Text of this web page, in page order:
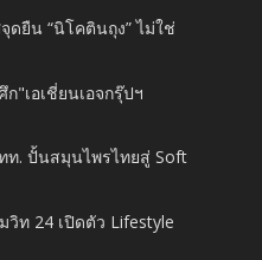
ยืน “นิโคตินถุง” ไม่ใช่
"เอเชี่ยนเอจกรุ๊ปฯ
ท. ปั้นสมุนไพรไทยสู่ Soft
วิท 24 เปิดตัว Lifestyle